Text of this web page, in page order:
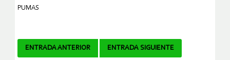
PUMAS
Navegador
ENTRADA ANTERIOR ENTRADA SIGUIENTE